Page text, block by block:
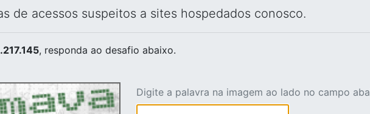
de acessos suspeitos a sites hospedados conosco.
, responda ao desafio abaixo.
Digite a palavra na imagem ao lado no campo